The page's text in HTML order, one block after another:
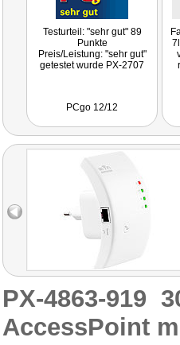
Testurteil: "sehr gut" 89
Punkte
Preis/Leistung: "sehr gut"
getestet wurde PX-2707
PCgo 12/12
PX-4863-919
AccessPoint